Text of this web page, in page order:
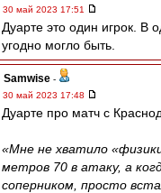
30 май 2023 17:51
Дуарте это один игрок. В
угодно могло быть.
Samwise -
30 май 2023 17:48
Дуарте про матч с
«Мне не хватило
метров 70 в атаку, а
соперником, просто